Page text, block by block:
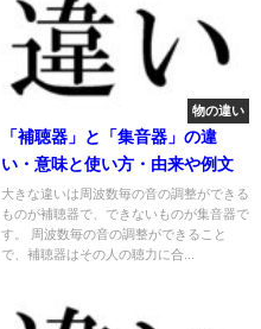
物の違い
「補聴器」と「集音器」の違
い・意味と使い方・由来や例文
大きな違いは周波数毎の音の調整ができる
ものが補聴器で、できないものが集音器で
す。 周波数毎の音の調整ができること
で、補聴器はその人の聴力に合...